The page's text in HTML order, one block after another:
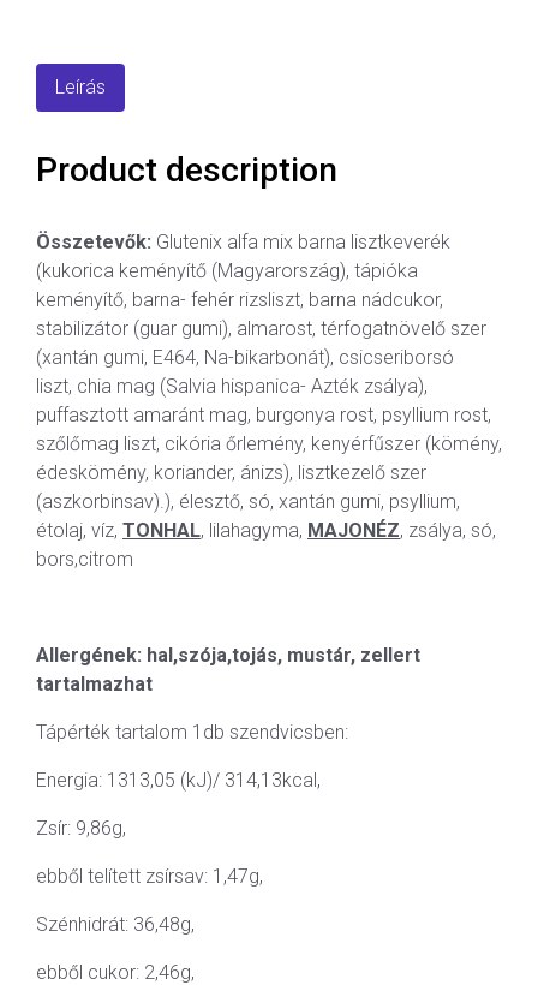
Leírás
Product description
Összetevők: Glutenix alfa mix barna lisztkeverék
(kukorica keményítő (Magyarország), tápióka
keményítő, barna- fehér rizsliszt, barna nádcukor,
stabilizátor (guar gumi), almarost, térfogatnövelő szer
(xantán gumi, E464, Na-bikarbonát), csicseriborsó
liszt, chia mag (Salvia hispanica- Azték zsálya),
puffasztott amaránt mag, burgonya rost, psyllium rost,
szőlőmag liszt, cikória őrlemény, kenyérfűszer (kömény,
édeskömény, koriander, ánizs), lisztkezelő szer
(aszkorbinsav).), élesztő, só, xantán gumi, psyllium,
étolaj, víz, TONHAL, lilahagyma, MAJONÉZ, zsálya, só,
bors,citrom
Allergének: hal,szója,tojás, mustár, zellert
tartalmazhat
Tápérték tartalom 1db szendvicsben:
Energia: 1313,05 (kJ)/ 314,13kcal,
Zsír: 9,86g,
ebből telített zsírsav: 1,47g,
Szénhidrát: 36,48g,
ebből cukor: 2,46g,